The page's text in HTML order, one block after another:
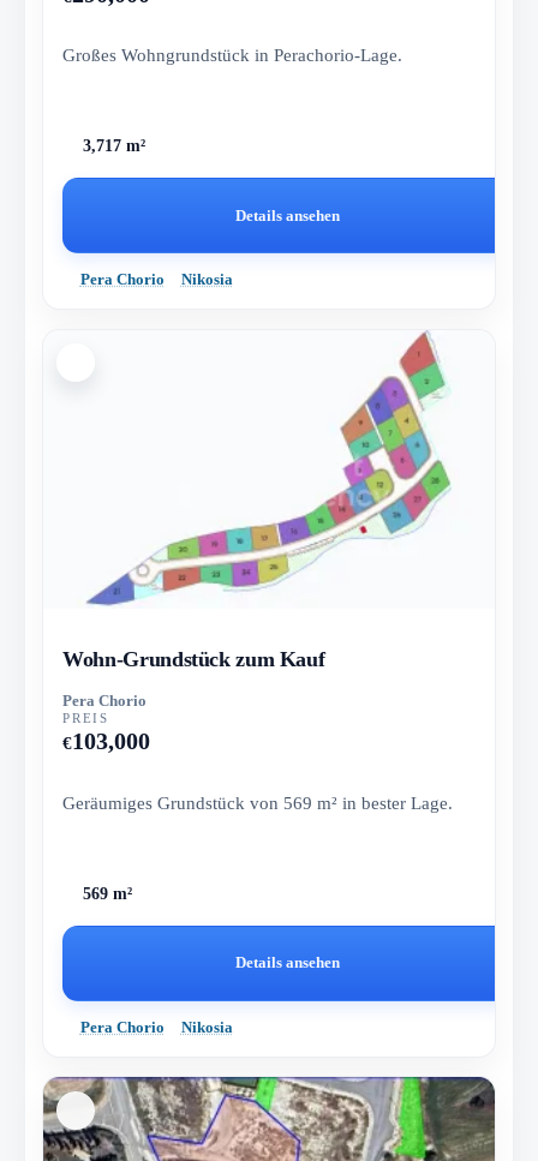
Großes Wohngrundstück in Perachorio-Lage.
3,717 m²
Details ansehen
Pera Chorio Nikosia
Wohn-Grundstück zum Kauf
Pera Chorio
PREIS
€103,000
Geräumiges Grundstück von 569 m² in bester Lage.
569 m²
Details ansehen
Pera Chorio Nikosia